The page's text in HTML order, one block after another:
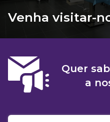
Venha visitar-
Quer
a